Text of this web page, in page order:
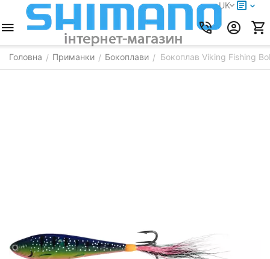
UK
Головна / Приманки / Бокоплави / Бокоплав Viking Fishing